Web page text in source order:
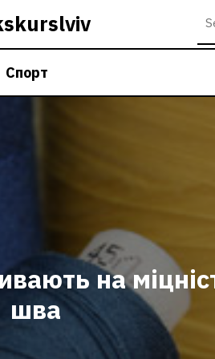
Спорт
на
шва